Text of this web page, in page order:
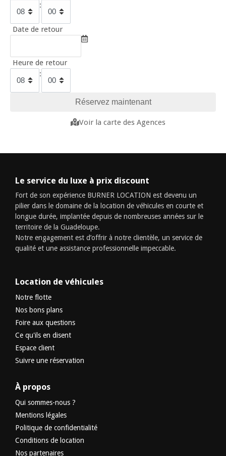
:
Date de retour
Heure de retour
:
Voir la carte des Agences
Le service du luxe à prix discount
Fort de son expérience BURNER LOCATION est devenu un
pilier dans le domaine de la location de véhicules en courte et
longue durée, implantée depuis de nombreuses années sur le
territoire de la Guadeloupe.
Notre engagement est d’offrir à notre clientèle, un service de
qualité et une assistance professionnelle impeccable.
Location de véhicules
Notre flotte
Nos bons plans
Foire aux questions
Ce qu'ils en disent
Espace client
Suivre une réservation
À propos
Qui sommes-nous ?
Mentions légales
Politique de confidentialité
Conditions de location
Nos partenaires